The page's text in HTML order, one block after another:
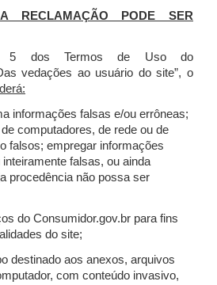
RECLAMAÇÃO PODE SER
5 dos Termos de Uso do
vedações ao usuário do site”, o
informações falsas e/ou errôneas;
computadores, de rede ou de
falsos; empregar informações
falsas, ou ainda
procedência não possa ser
do Consumidor.gov.br para fins
do site;
destinado aos anexos, arquivos
com conteúdo invasivo,